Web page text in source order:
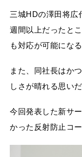
三城HDの澤田将広
週間以上だったと
も対応が可能にな
また、同社長はか
しさが晴れる思い
今回発表した新サ
かった反射防止コ